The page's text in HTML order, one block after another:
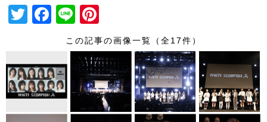
T
er
F
e
b
o
Li
n
e
nt
er
e
st
この記事の画像一覧（全17件）